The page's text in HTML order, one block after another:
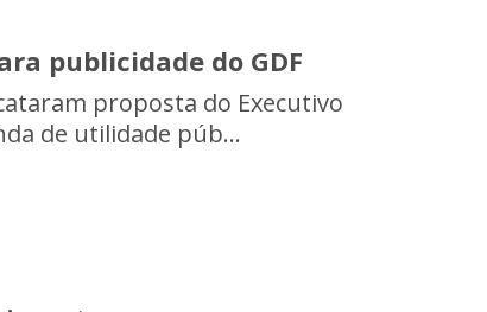
publicidade do GDF
proposta do Executivo
de utilidade púb...